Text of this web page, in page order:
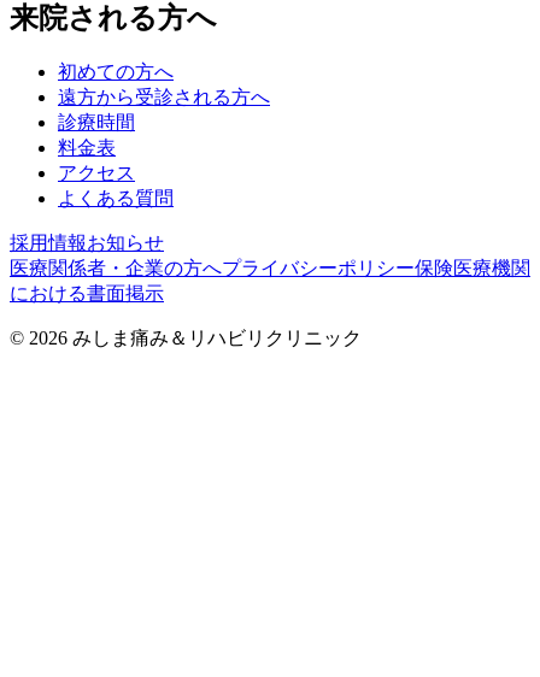
来院される方へ
初めての方へ
遠方から受診される方へ
診療時間
料金表
アクセス
よくある質問
採用情報お知らせ
医療関係者・企業の方へプライバシーポリシー保険医療機関
における書面掲示
© 2026 みしま痛み＆リハビリクリニック